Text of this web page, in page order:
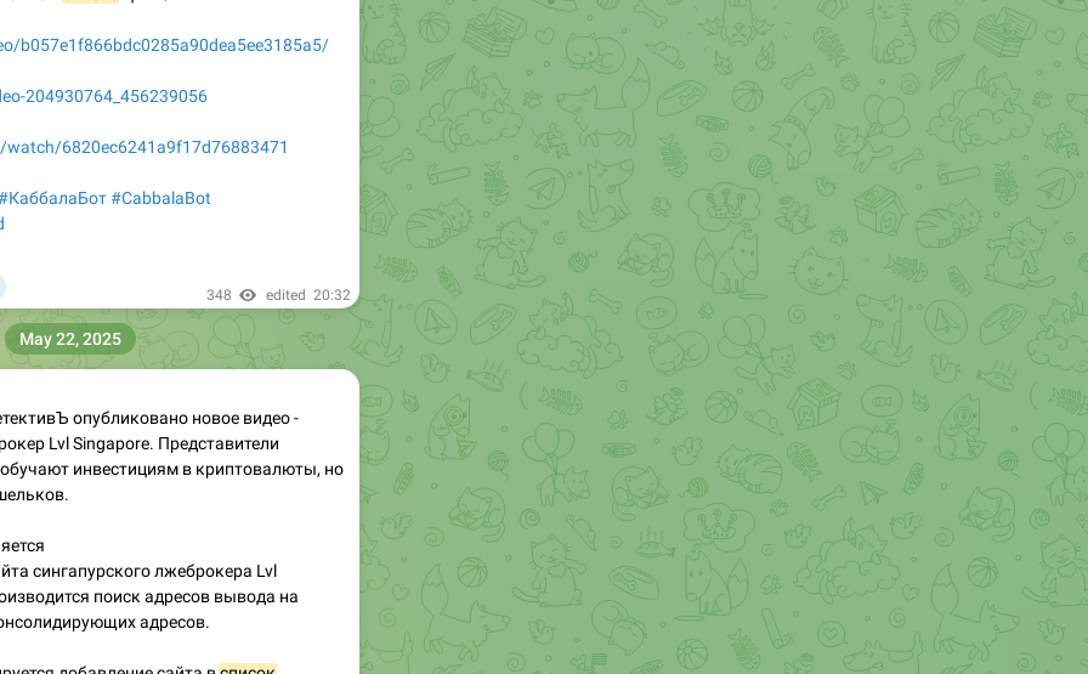
b057e1f866bdc0285a90dea5ee3185a5/
204930764_456239056
6820ec6241a9f17d76883471
#CabbalaBot
348 edited 20:32
опубликовано новое видео -
Lvl Singapore. Представители
инвестициям в криптовалюты, но
сингапурского лжеброкера Lvl
поиск адресов вывода на
адресов.
May 22, 2025